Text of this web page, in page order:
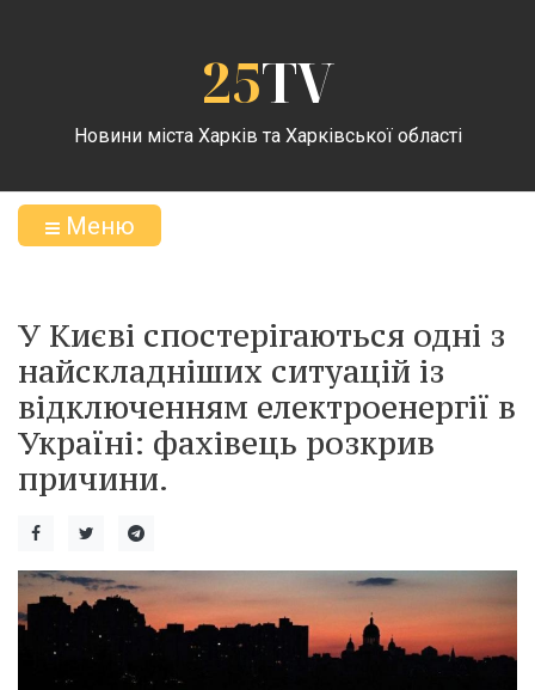
25TV
Новини міста Харків та Харківської області
Меню
У Києві спостерігаються одні з
найскладніших ситуацій із
відключенням електроенергії в
Україні: фахівець розкрив
причини.